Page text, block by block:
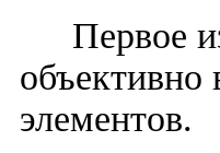
Первое
объективно
элементов.